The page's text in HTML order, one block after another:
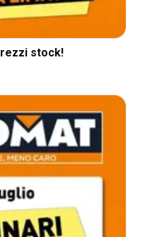
stock!